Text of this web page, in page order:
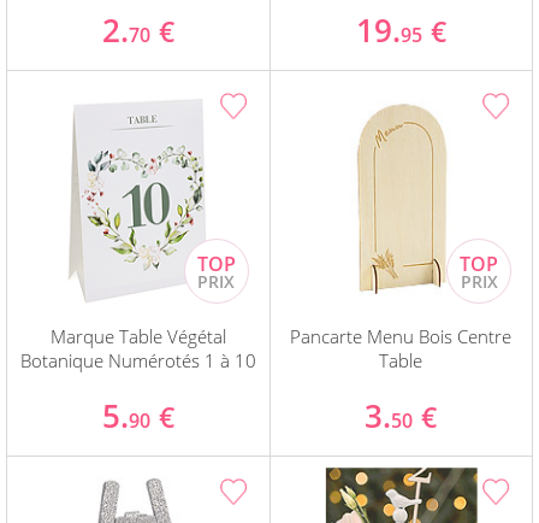
2.70 € 19.95 €
Marque Table Végétal
Botanique Numérotés 1 à 10
5.90 €
Pancarte Menu Bois Centre
Table
3.50 €